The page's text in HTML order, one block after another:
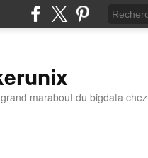
marabout du bigdata chez